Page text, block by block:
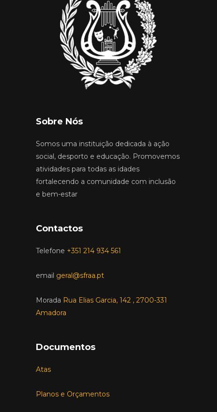
Sobre Nós
Somos uma instituição dedicada à ação
social, desporto e educação. Promovemos
atividades para todas as idades
fortalecendo a comunidade com inclusão
e bem-estar
Contactos
Telefone +351 214 934 561
email geral@sfraa.pt
Morada Rua Elias Garcia, 142 , 2700-331
Amadora
Documentos
Atas
Planos e Orçamentos